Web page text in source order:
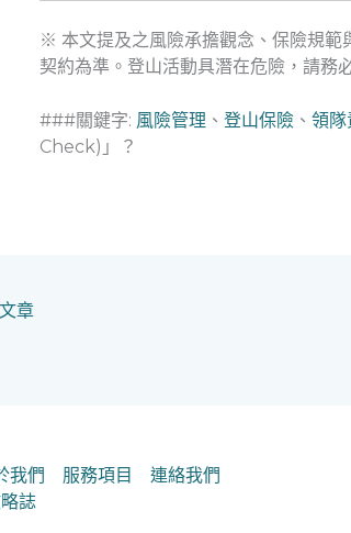
※ 本文提及之風險承擔觀念、保險規範
契約為準。登山活動具潛在危險，請務
###關鍵字: 風險管理 、 登山保險、 領隊
Check)」？
章
我們 服務項目
連絡我們
誌